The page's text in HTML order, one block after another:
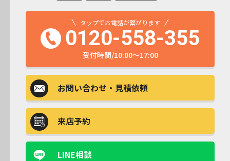
タップでお電話が繋がります
0120-558-355
受付時間/10:00～17:00
お問い合わせ ・見積依頼
来店予約
LINE相談